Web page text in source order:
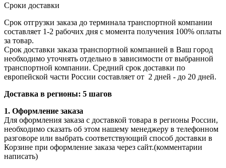
Сроки доставки
Срок отгрузки заказа до терминала транспортной компании
составляет 1-2 рабочих дня с момента получения 100% оплаты
за товар.
Срок доставки заказа транспортной компанией в Ваш город
необходимо уточнять отдельно в зависимости от выбранной
транспортной компании. Средний срок доставки по
европейской части России составляет от 2 дней - до 20 дней.
Доставка в регионы: 5 шагов
1. Оформление заказа
Для оформления заказа с доставкой товара в регионы России,
необходимо сказать об этом нашему менеджеру в телефонном
разговоре или выбрать соответствующий способ доставки в
Корзине при оформление заказа через сайт.(комментарии
написать)